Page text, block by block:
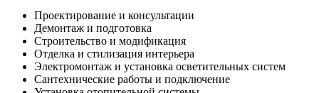
Проектирование и консультации
Демонтаж и подготовка
Строительство и модификация
Отделка и стилизация интерьера
Электромонтаж и установка осветительных систем
Сантехнические работы и подключение